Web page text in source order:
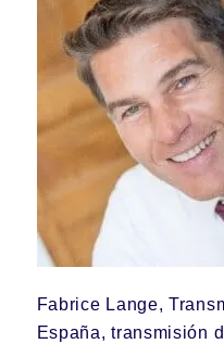
Fabrice Lange,
España, transmisión